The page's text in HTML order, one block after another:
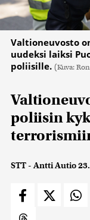
Valtioneuvosto
uudeksi laiksi
poliisille. (Kuva:
poliisin
STT - Antti Autio